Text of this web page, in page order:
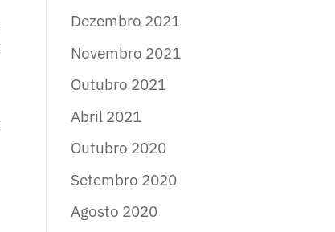
Dezembro 2021
Novembro 2021
Outubro 2021
Abril 2021
Outubro 2020
Setembro 2020
Agosto 2020